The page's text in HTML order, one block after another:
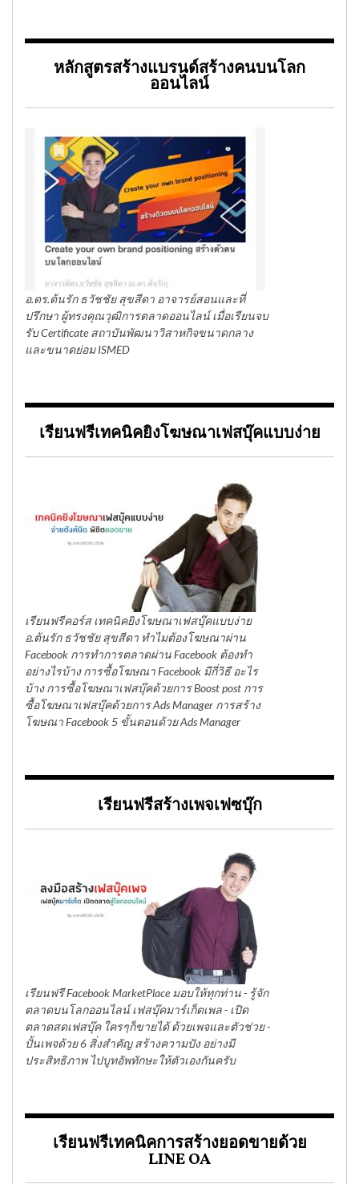
หลักสูตรสร้างแบรนด์สร้างคนบนโลก
ออนไลน์
อ.ดร.ต้นรัก ธวัชชัย สุขสีดา อาจารย์สอนและที่
ปรึกษา ผู้ทรงคุณวุฒิการตลาดออนไลน์ เมื่อเรียนจบ
รับ Certificate สถาบันพัฒนาวิสาหกิจขนาดกลาง
และขนาดย่อม ISMED
เรียนฟรีเทคนิคยิงโฆษณาเฟสบุ๊คแบบง่าย
เรียนฟรีคอร์ส เทคนิคยิงโฆษณาเฟสบุ๊คแบบง่าย
อ.ต้นรัก ธวัชชัย สุขสีดา ทำไมต้องโฆษณาผ่าน
Facebook การทำการตลาดผ่าน Facebook ต้องทำ
อย่างไรบ้าง การซื้อโฆษณา Facebook มีกี่วิธี อะไร
บ้าง การซื้อโฆษณาเฟสบุ๊คด้วยการ Boost post การ
ซื้อโฆษณาเฟสบุ๊คด้วยการ Ads Manager การสร้าง
โฆษณา Facebook 5 ขั้นตอนด้วย Ads Manager
เรียนฟรีสร้างเพจเฟซบุ๊ก
เรียนฟรี Facebook MarketPlace มอบให้ทุกท่าน - รู้จัก
ตลาดบนโลกออนไลน์ เฟสบุ๊คมาร์เก็ตเพล - เปิด
ตลาดสดเฟสบุ๊ค ใครๆก็ขายได้ ด้วยเพจและตัวช่วย -
ปั้นเพจด้วย 6 สิ่งสำคัญ สร้างความปัง อย่างมี
ประสิทธิภาพ ไปบูทอัพทักษะให้ตัวเองกันครับ
เรียนฟรีเทคนิคการสร้างยอดขายด้วย
LINE OA